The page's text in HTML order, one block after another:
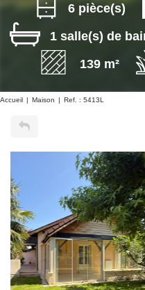
6 pièce(s)
1 salle(s) de
139 m²
Accueil Maison Ref. : 5413L